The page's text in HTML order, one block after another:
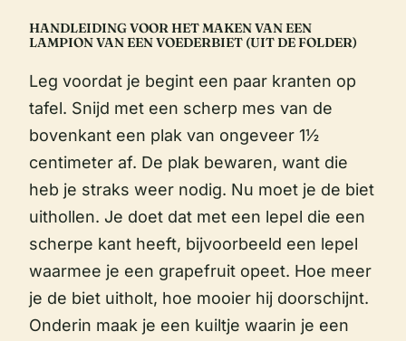
HANDLEIDING VOOR HET MAKEN VAN EEN
LAMPION VAN EEN VOEDERBIET (UIT DE FOLDER)
Leg voordat je begint een paar kranten op
tafel. Snijd met een scherp mes van de
bovenkant een plak van ongeveer 1½
centimeter af. De plak bewaren, want die
heb je straks weer nodig. Nu moet je de biet
uithollen. Je doet dat met een lepel die een
scherpe kant heeft, bijvoorbeeld een lepel
waarmee je een grapefruit opeet. Hoe meer
je de biet uitholt, hoe mooier hij doorschijnt.
Onderin maak je een kuiltje waarin je een